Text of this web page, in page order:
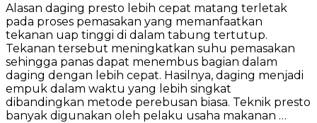
Daging
Presto
Lebih
Cepat
Matang
karena
Tekanan
Tinggi
Alasan daging presto lebih cepat matang terletak
pada proses pemasakan yang memanfaatkan
tekanan uap tinggi di dalam tabung tertutup.
Tekanan tersebut meningkatkan suhu pemasakan
sehingga panas dapat menembus bagian dalam
daging dengan lebih cepat. Hasilnya, daging menjadi
empuk dalam waktu yang lebih singkat
dibandingkan metode perebusan biasa. Teknik presto
banyak digunakan oleh pelaku usaha makanan …